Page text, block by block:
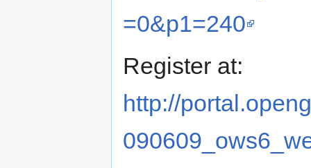
=0&p1=240
Register at:
http://